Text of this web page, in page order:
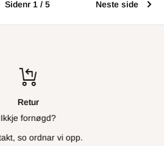
Sidenr 1 / 5 Neste side
Retur
Ikkje fornøgd?
so ordnar vi opp.